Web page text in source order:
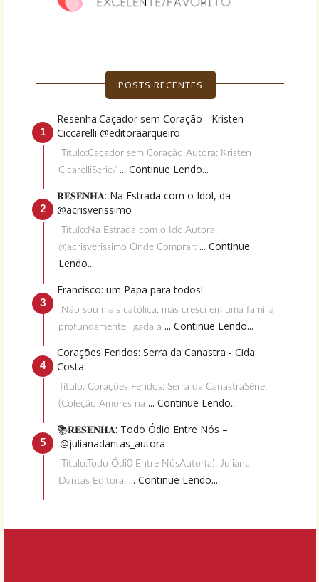
POSTS RECENTES
Resenha:Caçador sem Coração - Kristen
Ciccarelli @editoraarqueiro
Título:Caçador sem Coração Autora: Kristen
CicarelliSérie/ ... Continue Lendo...
𝐑𝐄𝐒𝐄𝐍𝐇𝐀: Na Estrada com o Idol, da
@acrisverissimo
Título:Na Estrada com o IdolAutora:
@acrisverissimo Onde Comprar: ... Continue
Lendo...
Francisco: um Papa para todos!
Não sou mais católica, mas cresci em uma família
profundamente ligada à ... Continue Lendo...
Corações Feridos: Serra da Canastra - Cida
Costa
Título: Corações Feridos: Serra da CanastraSérie:
(Coleção Amores na ... Continue Lendo...
📚𝐑𝐄𝐒𝐄𝐍𝐇𝐀: Todo Ódio Entre Nós –
@julianadantas_autora
Título:Todo Ódi0 Entre NósAutor(a): Juliana
Dantas Editora: ... Continue Lendo...